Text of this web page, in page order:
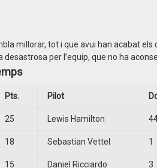
millorar, tot i que avui han acabat els
desastrosa per l’equip, que no ha
Pts. Pilot
25 Lewis Hamilton
18 Sebastian Vettel 1
15 Daniel Ricciardo 3